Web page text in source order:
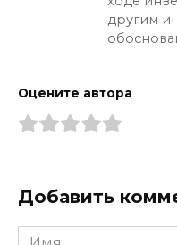
другим
Оцените автора
Добавить
Имя